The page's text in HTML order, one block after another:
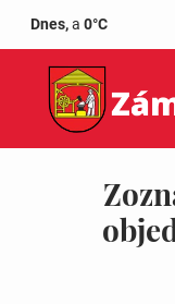
Dnes,a 0°C